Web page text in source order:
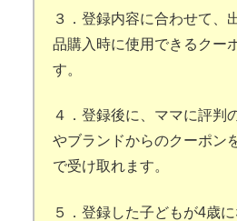
３．登録内容に合わせて、
品購入時に使用できるクー
す。
４．登録後に、ママに評判
やブランドからのクーポン
で受け取れます。
５．登録した子どもが4歳